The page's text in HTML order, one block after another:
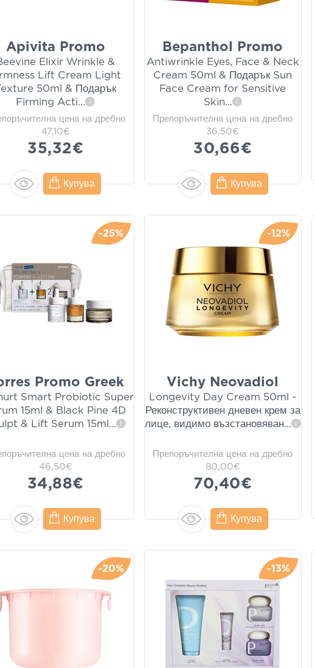
Apivita Promo
Elixir Wrinkle &
Lift Cream Light
50ml & Подарък
Firming Acti... i
цена на дребно
47,10€
35,32€
Купува
Bepanthol Promo
Antiwrinkle Eyes, Face & Neck
Cream 50ml & Подарък Sun
Face Cream for Sensitive
Skin... i
Препоръчителна цена на дребно
36,50€
30,66€
Купува
-25%
Promo Greek
Smart Probiotic Super
15ml & Black Pine 4D
& Lift Serum 15ml ... i
цена на дребно
46,50€
34,88€
Купува
-12%
Vichy Neovadiol
Longevity Day Cream 50ml -
Реконструктивен дневен крем за
лице, видимо възстановяван... i
Препоръчителна цена на дребно
80,00€
70,40€
Купува
-20% -13%